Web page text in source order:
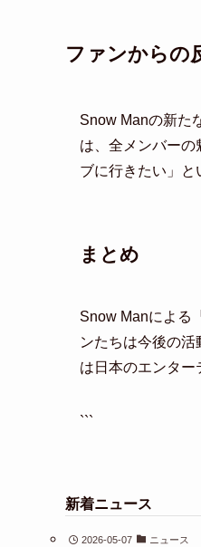
ファンからの
Snow Manの新た
は、全メンバー
ブに行きたい」と
まとめ
Snow Manによる
ンたちは今後の
は日本のエンター
```
新着ニュース
2026-05-07 ニュース